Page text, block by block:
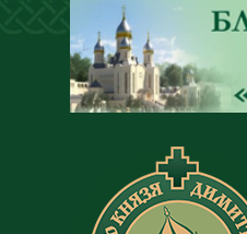
Перейти к основному содержанию